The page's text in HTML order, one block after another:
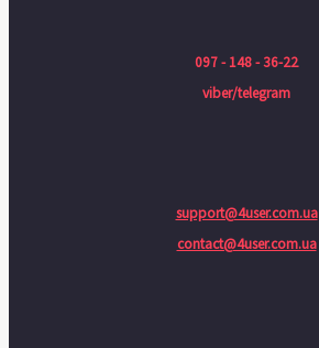
097 - 148 - 36-22
viber/telegram
support@4user.com.ua
contact@4user.com.ua